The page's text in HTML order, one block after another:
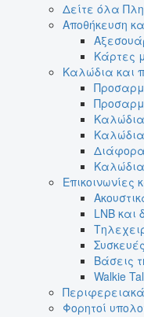
Δείτε όλα
Αποθήκευση
Κάρτες
Καλώδια και
Καλώδια
Επικοινωνίες
LNB και
Βάσεις
Walkie
Περιφερειακά
Φορητοί